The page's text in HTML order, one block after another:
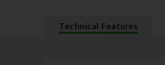
Technical Features